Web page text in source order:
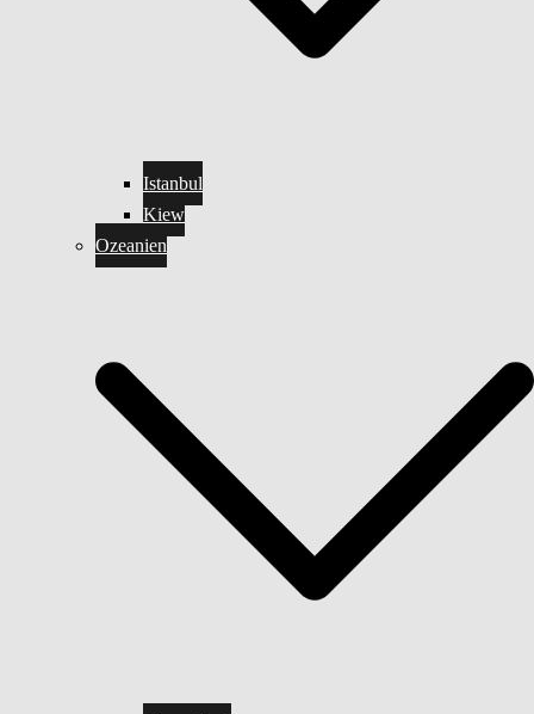
Istanbul
Kiew
Ozeanien